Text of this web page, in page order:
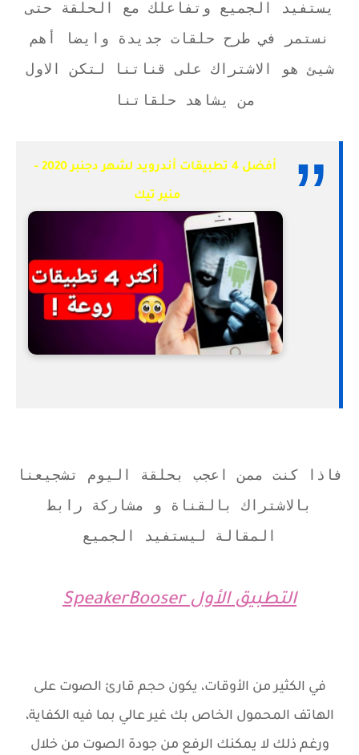
يستفيد الجميع وتفاعلك مع الحلقة حتى
نستمر في طرح حلقات جديدة وايضا أهم
شيئ هو الاشتراك على قناتنا لتكن الاول
من يشاهد حلقاتنا
أفضل 4 تطبيقات أندرويد لشهر دجنبر 2020 -
منير تيك
فاذا كنت ممن اعجب بحلقة اليوم تشجيعنا
بالاشتراك بالقناة و مشاركة رابط
المقالة ليستفيد الجميع
التطبيق الأول SpeakerBooser
في الكثير من الأوقات، يكون حجم قارئ الصوت على
الهاتف المحمول الخاص بك غير عالي بما فيه الكفاية،
ورغم ذلك لا يمكنك الرفع من جودة الصوت من خلال